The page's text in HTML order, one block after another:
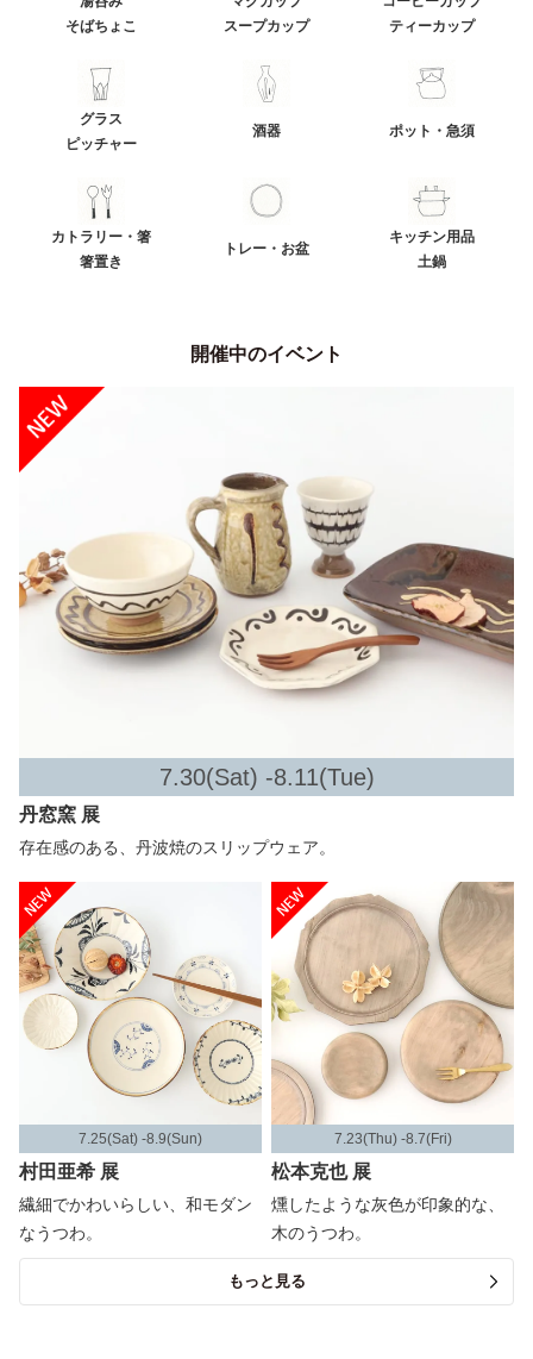
そばちょこ
スープカップ
ティーカップ
グラス
ピッチャー
酒器 ポット・急須
カトラリー・箸
箸置き
トレー・お盆
キッチン用品
土鍋
開催中のイベント
7.30(Sat) -8.11(Tue)
丹窓窯 展
存在感のある、丹波焼のスリップウェア。
7.25(Sat) -8.9(Sun)
村田亜希 展
繊細でかわいらしい、和モダン
なうつわ。
7.23(Thu) -8.7(Fri)
松本克也 展
燻したような灰色が印象的な、
木のうつわ。
もっと見る